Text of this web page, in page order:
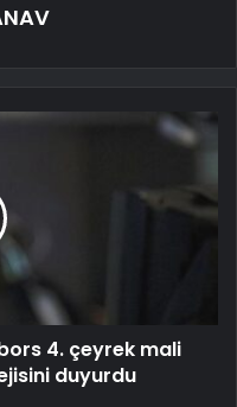
4. çeyrek mali
duyurdu